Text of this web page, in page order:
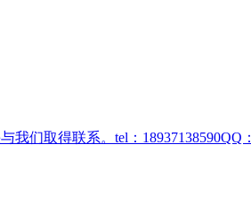
们取得联系。tel：18937138590QQ